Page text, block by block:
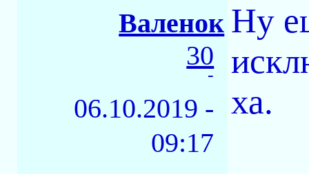
Валенок
30
-
06.10.2019 -
09:17
Ну
ха.